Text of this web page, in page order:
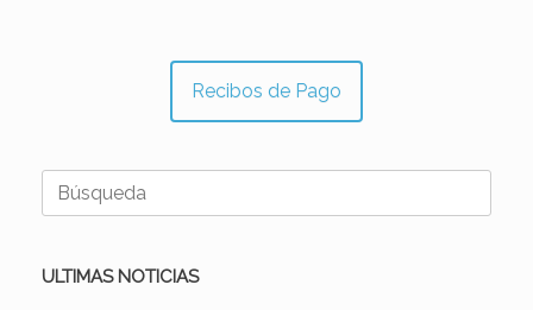
Recibos de Pago
Buscar:
ULTIMAS NOTICIAS